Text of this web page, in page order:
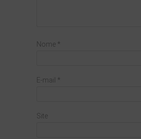
Nome *
E-mail *
Site